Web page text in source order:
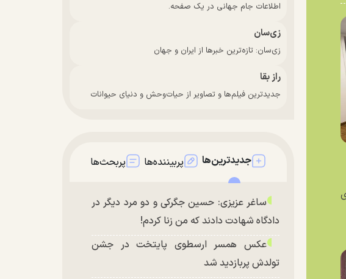
اطلاعات جام جهانی در یک صفحه.
زی‌سان
زی‌سان: تازه‌ترین خبرها از ایران و جهان
راز بقا
جدیدترین فیلم‌ها و تصاویر از حیات‌وحش و دنیای حیوانات
جدیدترین‌ها پربیننده‌ها پربحث‌ها
ساغر عزیزی: حسین جگرکی و دو مرد دیگر در
دادگاه شهادت دادند که من زنا کردم!
عکس همسر ارسطوی پایتخت در جشن
تولدش پربازدید شد